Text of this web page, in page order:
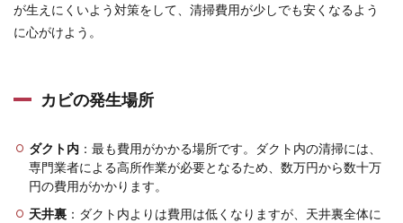
が生えにくいよう対策をして、清掃費用が少しでも安くなるよう
に心がけよう。
カビの発生場所
ダクト内 ：最も費用がかかる場所です。ダクト内の清掃には、
専門業者による高所作業が必要となるため、数万円から数十万
円の費用がかかります。
天井裏 ：ダクト内よりは費用は低くなりますが、天井裏全体に